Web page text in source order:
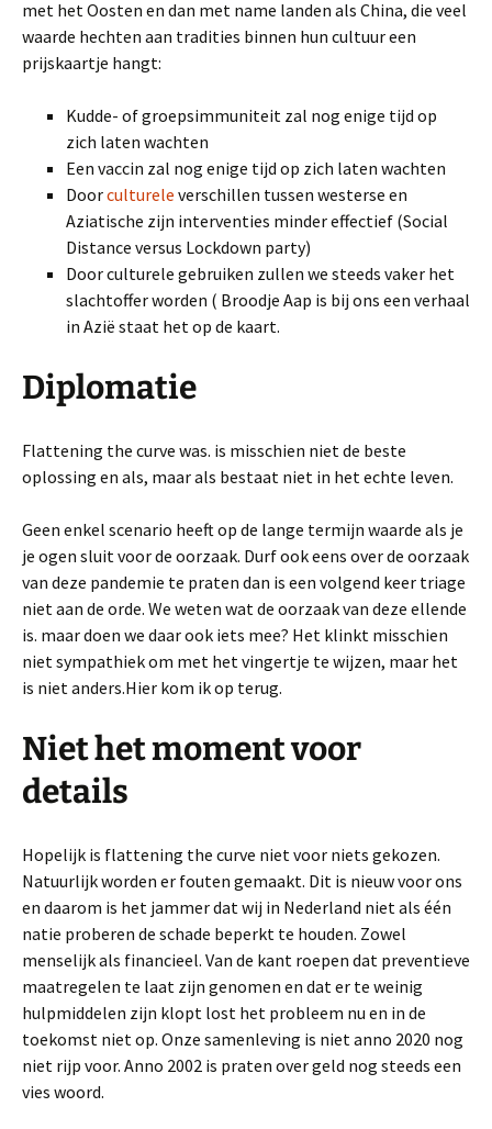
met het Oosten en dan met name landen als China, die veel
waarde hechten aan tradities binnen hun cultuur een
prijskaartje hangt:
Kudde- of groepsimmuniteit zal nog enige tijd op
zich laten wachten
Een vaccin zal nog enige tijd op zich laten wachten
Doorculturele verschillen tussen westerse en
Aziatische zijn interventies minder effectief (Social
Distance versus Lockdown party)
Door culturele gebruiken zullen we steeds vaker het
slachtoffer worden ( Broodje Aap is bij ons een verhaal
in Azië staat het op de kaart.
Diplomatie
Flattening the curve was. is misschien niet de beste
oplossing en als, maar als bestaat niet in het echte leven.
Geen enkel scenario heeft op de lange termijn waarde als je
je ogen sluit voor de oorzaak. Durf ook eens over de oorzaak
van deze pandemie te praten dan is een volgend keer triage
niet aan de orde. We weten wat de oorzaak van deze ellende
is. maar doen we daar ook iets mee? Het klinkt misschien
niet sympathiek om met het vingertje te wijzen, maar het
is niet anders.Hier kom ik op terug.
Niet het moment voor
details
Hopelijk is flattening the curve niet voor niets gekozen.
Natuurlijk worden er fouten gemaakt. Dit is nieuw voor ons
en daarom is het jammer dat wij in Nederland niet als één
natie proberen de schade beperkt te houden. Zowel
menselijk als financieel. Van de kant roepen dat preventieve
maatregelen te laat zijn genomen en dat er te weinig
hulpmiddelen zijn klopt lost het probleem nu en in de
toekomst niet op. Onze samenleving is niet anno 2020 nog
niet rijp voor. Anno 2002 is praten over geld nog steeds een
vies woord.